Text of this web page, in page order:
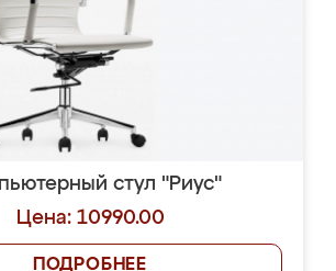
стул "Риус"
Цена: 10990.00
ПОДРОБНЕЕ